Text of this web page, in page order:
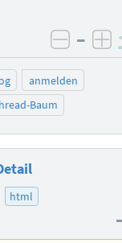
–
anmelden
Baum
html